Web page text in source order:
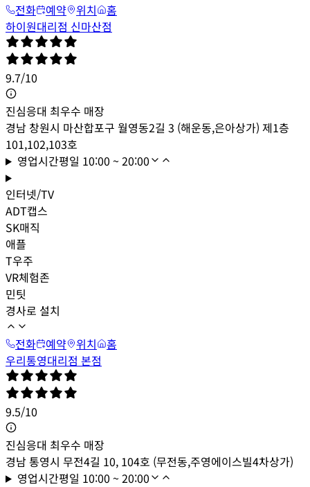
전화
예약 위치
홈
하이원대리점 신마산점
9.7/10
진심응대 최우수 매장
경남 창원시 마산합포구 월영동2길 3 (해운동,은아상가) 제1층
101,102,103호
영업시간평일 10:00 ~ 20:00
인터넷/TV
ADT캡스
SK매직
애플
T우주
VR체험존
민팃
경사로 설치
전화
예약 위치
홈
우리통영대리점 본점
9.5/10
진심응대 최우수 매장
경남 통영시 무전4길 10, 104호 (무전동,주영에이스빌4차상가)
영업시간평일 10:00 ~ 20:00